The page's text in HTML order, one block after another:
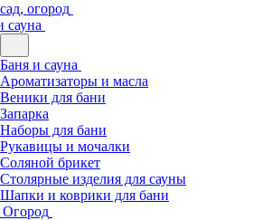
огород
сауна
Баня и сауна
Ароматизаторы и масла
Веники для бани
Запарка
Наборы для бани
Рукавицы и мочалки
Соляной брикет
Столярные изделия для сауны
Шапки и коврики для бани